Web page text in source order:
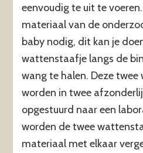
eenvoudig te uit te
materiaal van de
baby nodig, dit kan je
wattenstaafje langs de
wang te halen. Deze
worden in twee
opgestuurd naar een
worden de twee
materiaal met elkaar